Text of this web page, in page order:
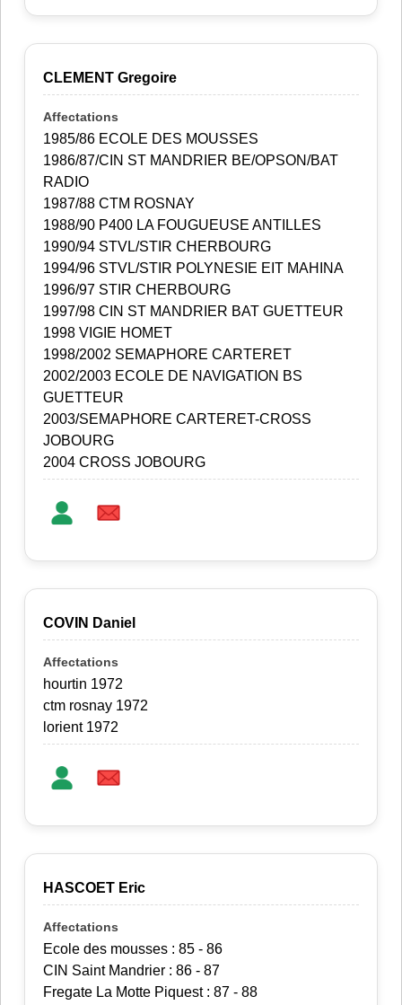
CLEMENT Gregoire
1985/86 ECOLE DES MOUSSES
1986/87/CIN ST MANDRIER BE/OPSON/BAT
RADIO
1987/88 CTM ROSNAY
1988/90 P400 LA FOUGUEUSE ANTILLES
1990/94 STVL/STIR CHERBOURG
1994/96 STVL/STIR POLYNESIE EIT MAHINA
1996/97 STIR CHERBOURG
1997/98 CIN ST MANDRIER BAT GUETTEUR
1998 VIGIE HOMET
1998/2002 SEMAPHORE CARTERET
2002/2003 ECOLE DE NAVIGATION BS
GUETTEUR
2003/SEMAPHORE CARTERET-CROSS
JOBOURG
2004 CROSS JOBOURG
COVIN Daniel
hourtin 1972
ctm rosnay 1972
lorient 1972
HASCOET Eric
Ecole des mousses : 85 - 86
CIN Saint Mandrier : 86 - 87
Fregate La Motte Piquest : 87 - 88